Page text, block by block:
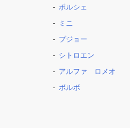
ポルシェ
ミニ
プジョー
シトロエン
アルファ ロメオ
ボルボ